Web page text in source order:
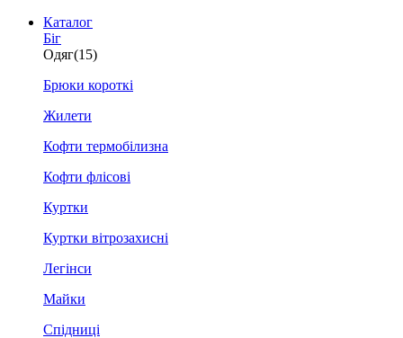
Каталог
Біг
Одяг(15)
Брюки короткі
Жилети
Кофти термобілизна
Кофти флісові
Куртки
Куртки вітрозахисні
Легінси
Майки
Спідниці